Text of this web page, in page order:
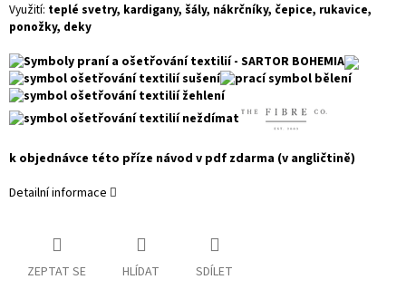
Využití: teplé svetry, kardigany, šály, nákrčníky, čepice, rukavice,
ponožky, deky
k objednávce této příze návod v pdf zdarma (v angličtině)
Detailní informace
ZEPTAT SE HLÍDAT SDÍLET